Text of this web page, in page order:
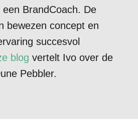
BrandCoach. De
bewezen concept en
succesvol
blog vertelt Ivo over de
Pebbler.